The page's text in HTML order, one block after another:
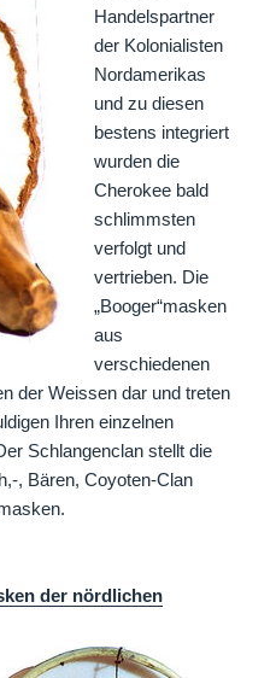
Handelspartner
der Kolonialisten
Nordamerikas
und zu diesen
bestens integriert
wurden die
Cherokee bald
schlimmsten
verfolgt und
vertrieben. Die
„Booger“masken
aus
verschiedenen
der Weissen dar und treten
Ihren einzelnen
Schlangenclan stellt die
, Bären, Coyoten-Clan
der nördlichen